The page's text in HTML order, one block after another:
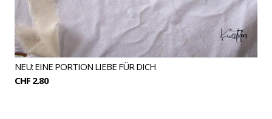
NEU: EINE PORTION LIEBE FÜR DICH
CHF 2.80